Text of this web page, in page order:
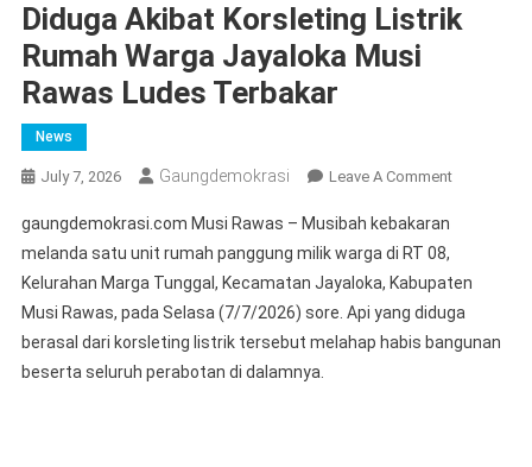
Diduga Akibat Korsleting Listrik
Rumah Warga Jayaloka Musi
Rawas Ludes Terbakar
News
July 7, 2026 Gaungdemokrasi Leave A CommentOn
Listrik
Rumah
Warga
gaungdemokrasi.com Musi Rawas – Musibah kebakaran
melanda satu unit rumah panggung milik warga di RT 08,
Kelurahan Marga Tunggal, Kecamatan Jayaloka, Kabupaten
Musi Rawas, pada Selasa (7/7/2026) sore. Api yang diduga
berasal dari korsleting listrik tersebut melahap habis bangunan
beserta seluruh perabotan di dalamnya.